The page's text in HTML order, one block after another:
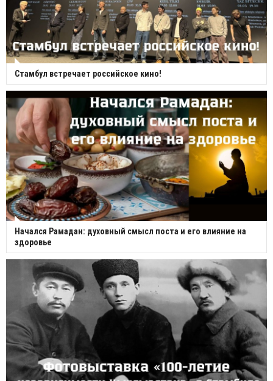
Стамбул встречает российское кино!
Начался Рамадан: духовный смысл поста и его влияние на
здоровье